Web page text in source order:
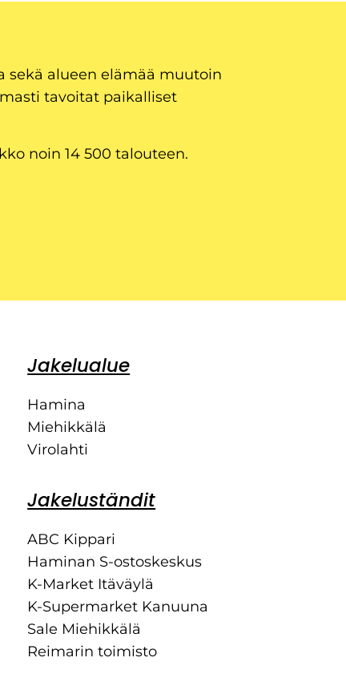
sekä alueen elämää muutoin
tavoitat paikalliset
noin 14 500 talouteen.
Jakelualue
Hamina
Miehikkälä
Virolahti
Jakeluständit
ABC Kippari
Haminan S-ostoskeskus
K-Market Itäväylä
K-Supermarket Kanuuna
Sale Miehikkälä
Reimarin toimisto